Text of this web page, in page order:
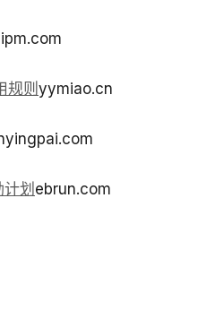
规则 yymiao.cn
划 ebrun.com